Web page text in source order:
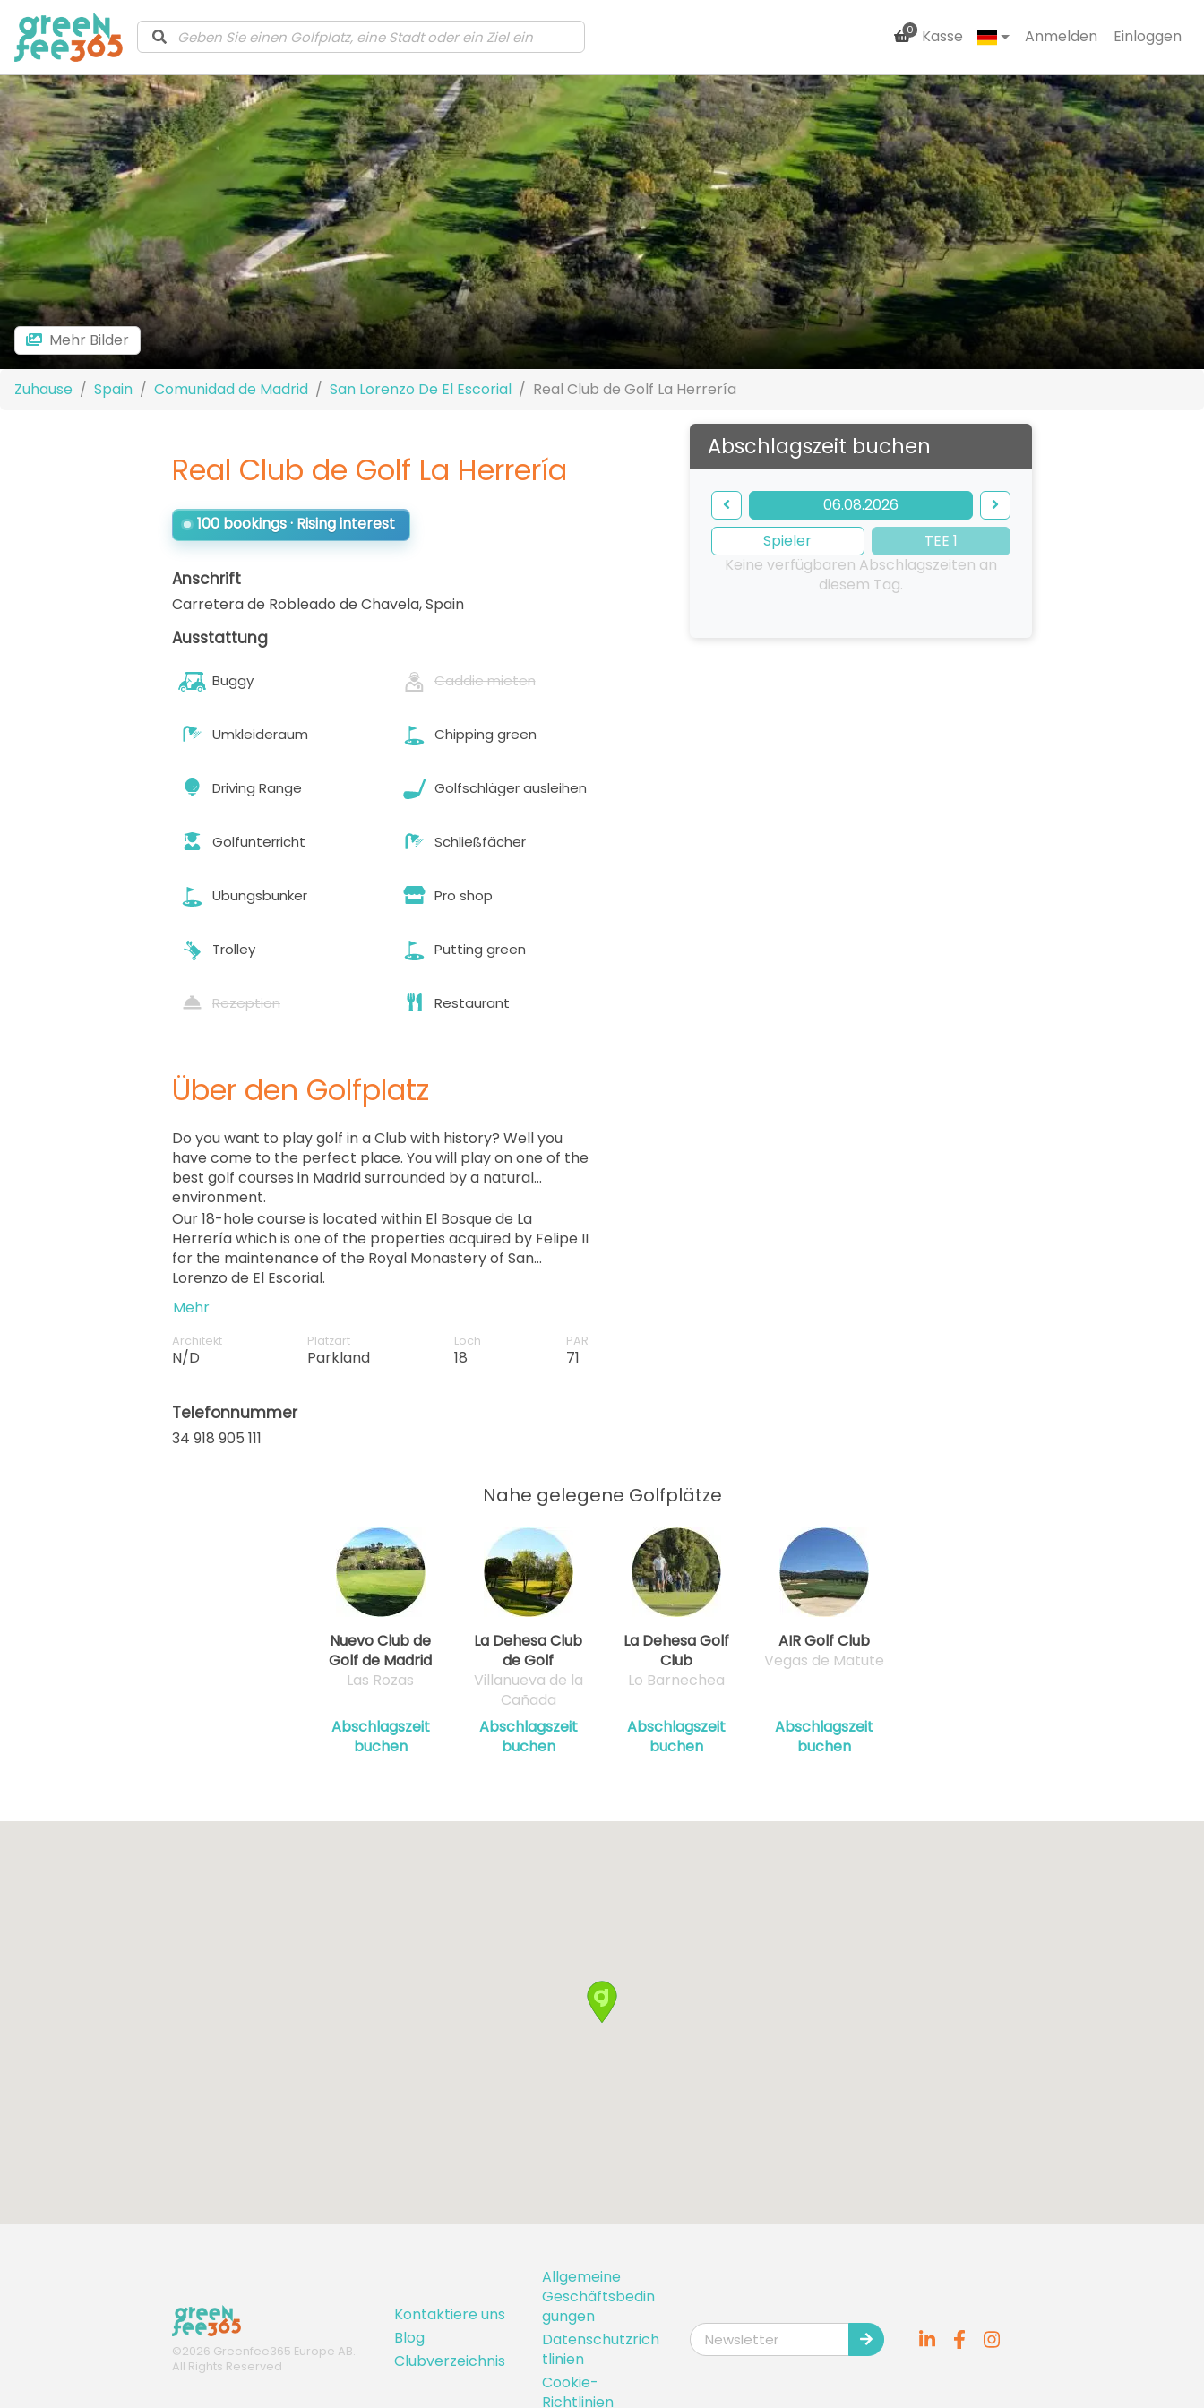
0 Kasse Anmelden Einloggen
Mehr Bilder
Zuhause Spain Comunidad de Madrid San Lorenzo De El Escorial Real Club de Golf La Herrería
Real Club de Golf La Herrería
100 bookings · Rising interest
Anschrift
Carretera de Robleado de Chavela,Spain
Abschlagszeit buchen
06.08.2026
Spieler
TEE 1
Keine verfügbaren Abschlagszeiten an
diesem Tag.
Ausstattung
Buggy Caddie mieten
Umkleideraum Chipping green
Driving Range Golfschläger ausleihen
Golfunterricht Schließfächer
Übungsbunker Pro shop
Trolley Putting green
Rezeption Restaurant
Über den Golfplatz
Do you want to play golf in a Club with history? Well you
have come to the perfect place. You will play on one of the
best golf courses in Madrid surrounded by a natural
environment.
Our 18-hole course is located within El Bosque de La
Herrería which is one of the properties acquired by Felipe II
for the maintenance of the Royal Monastery of San
Lorenzo de El Escorial.
Mehr
Architekt
N/D
Platzart
Parkland
Loch
18
PAR
71
Telefonnummer
34 918 905 111
Nahe gelegene Golfplätze
Nuevo Club de
Golf de Madrid
Las Rozas
Abschlagszeit
buchen
La Dehesa Club
de Golf
Villanueva de la
Cañada
Abschlagszeit
buchen
La Dehesa Golf
Club
Lo Barnechea
Abschlagszeit
buchen
AIR Golf Club
Vegas de Matute
Abschlagszeit
buchen
©2026 Greenfee365 Europe AB.
All Rights Reserved
Kontaktiere uns
Blog
Clubverzeichnis
Allgemeine
Geschäftsbedin
gungen
Datenschutzrich
tlinien
Cookie-
Richtlinien